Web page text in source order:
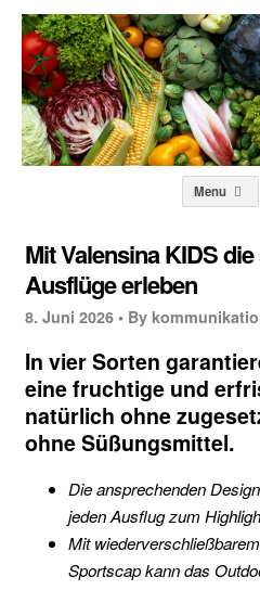
Menu
Mit Valensina KIDS
Ausflüge erleben
8. Juni 2026 • By
In vier Sorten
eine fruchtige und
natürlich ohne
ohne Süßungsmittel.
Die ansprechenden
jeden Ausflug zum
Mit
Sportscap kann das